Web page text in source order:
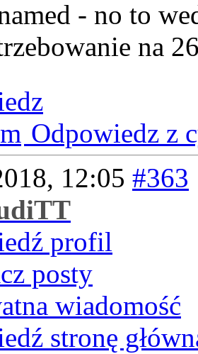
- no to
na
Odpowiedz z
12:05 #363
profil
posty
wiadomość
stronę